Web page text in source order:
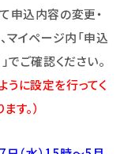
申込内容の変更・
マイページ内「申込
でご確認ください。
に設定を行ってく
す。）